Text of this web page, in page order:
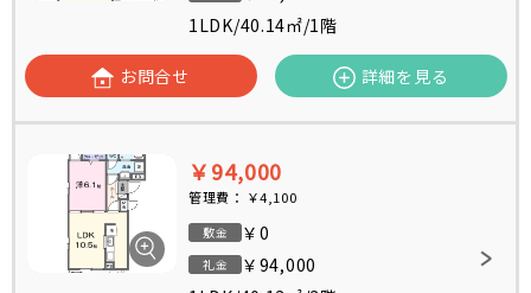
1LDK/40.14㎡/1階
お問合せ 詳細を見る
￥94,000
管理費： ￥4,100
敷金 ￥0
礼金
￥94,000